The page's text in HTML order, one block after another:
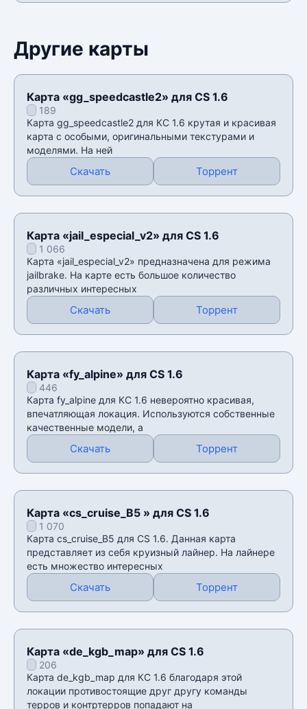
Другие карты
Карта «gg_speedcastle2» для CS 1.6
189
Карта gg_speedcastle2 для КС 1.6 крутая и красивая
карта с особыми, оригинальными текстурами и
моделями. На ней
Скачать Торрент
Карта «jail_especial_v2» для CS 1.6
1 066
Карта «jail_especial_v2» предназначена для режима
jailbrake. На карте есть большое количество
различных интересных
Скачать Торрент
Карта «fy_alpine» для CS 1.6
446
Карта fy_alpine для КС 1.6 невероятно красивая,
впечатляющая локация. Используются собственные
качественные модели, а
Скачать Торрент
Карта «cs_сruise_B5 » для CS 1.6
1 070
Карта cs_сruise_B5 для CS 1.6. Данная карта
представляет из себя круизный лайнер. На лайнере
есть множество интересных
Скачать Торрент
Карта «de_kgb_map» для CS 1.6
206
Карта de_kgb_map для КС 1.6 благодаря этой
локации противостоящие друг другу команды
терров и контртерров попадают на